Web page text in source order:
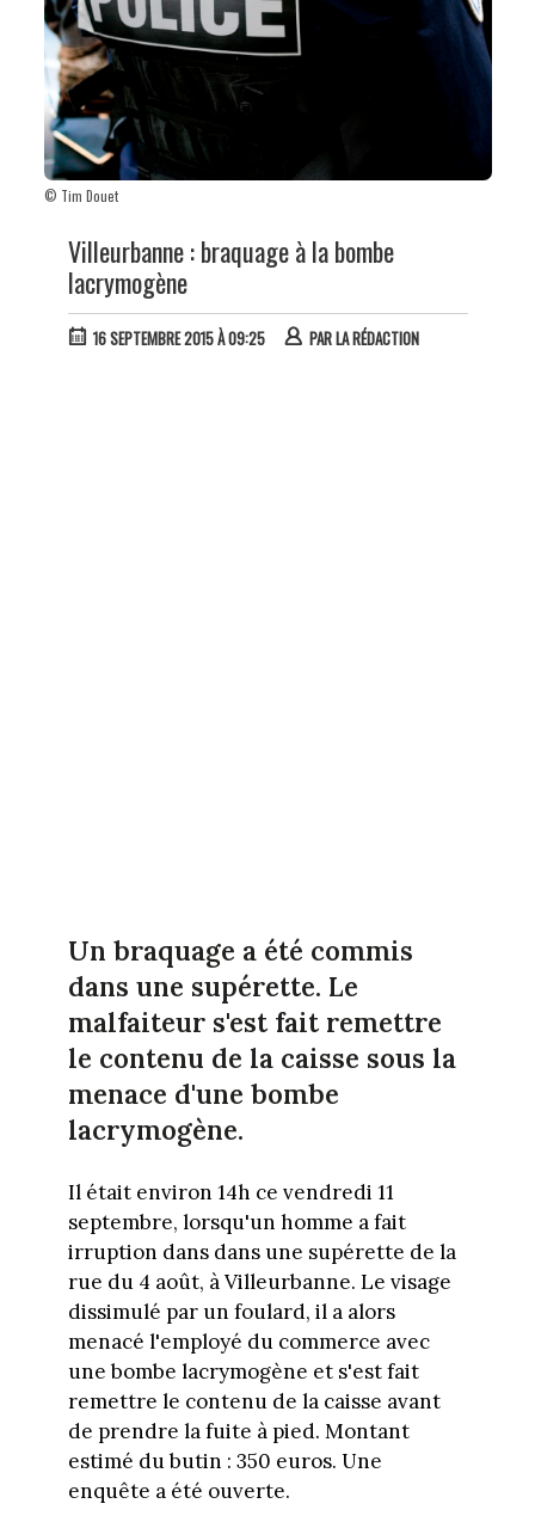
© Tim Douet
Villeurbanne : braquage à la bombe
lacrymogène
16 SEPTEMBRE 2015 À 09:25 PARLA RÉDACTION
Un braquage a été commis
dans une supérette. Le
malfaiteur s'est fait remettre
le contenu de la caisse sous la
menace d'une bombe
lacrymogène.
Il était environ 14h ce vendredi 11
septembre, lorsqu'un homme a fait
irruption dans dans une supérette de la
rue du 4 août, à Villeurbanne. Le visage
dissimulé par un foulard, il a alors
menacé l'employé du commerce avec
une bombe lacrymogène et s'est fait
remettre le contenu de la caisse avant
de prendre la fuite à pied. Montant
estimé du butin : 350 euros. Une
enquête a été ouverte.